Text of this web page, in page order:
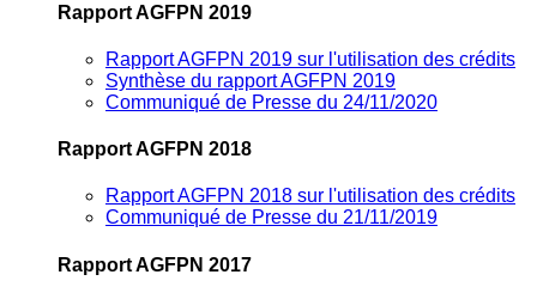
Rapport AGFPN 2019
Rapport AGFPN 2019 sur l'utilisation des crédits
Synthèse du rapport AGFPN 2019
Communiqué de Presse du 24/11/2020
Rapport AGFPN 2018
Rapport AGFPN 2018 sur l'utilisation des crédits
Communiqué de Presse du 21/11/2019
Rapport AGFPN 2017